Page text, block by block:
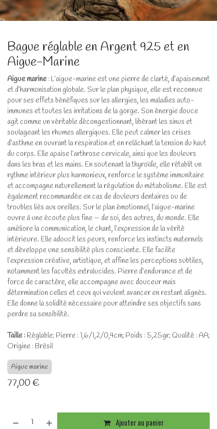
Bague réglable en Argent 925 et en
Aigue-Marine
Aigue marine : L’aigue-marine est une pierre de clarté, d’apaisement
et d’harmonisation globale. Sur le plan physique, elle est reconnue
pour ses effets bénéfiques sur les allergies, les maladies auto-
immunes et toutes les irritations de la gorge. Son énergie douce
agit comme un véritable décongestionnant, libérant les sinus et
soulageant les rhumes allergiques. Elle peut calmer les crises
d’asthme en ouvrant la respiration et en relâchant la tension du haut
du corps. Elle apaise l’arthrose cervicale, ainsi que les douleurs
dans les bras et les mains. En soutenant la thyroïde, elle rétablit un
rythme intérieur plus harmonieux, renforce le système immunitaire
et accompagne naturellement la régulation du métabolisme. Elle est
également recommandée en cas de douleurs dentaires ou de
troubles liés aux oreilles. Sur le plan émotionnel, l’aigue-marine
ouvre à une écoute plus fine — de soi, des autres, du monde. Elle
améliore la communication, le chant, l’expression de la vérité
intérieure. Elle adoucit les peurs, renforce les instincts maternels
et développe une sensibilité plus consciente. Elle facilite
l’expression créative, artistique, et affine les perceptions subtiles,
notamment les facultés extralucides. Pierre d’endurance et de
force de caractère, elle accompagne avec douceur mais
détermination celles et ceux qui veulent avancer en restant alignés.
Elle donne la solidité nécessaire pour atteindre ses objectifs sans
perdre sa sensibilité.
Taille : Réglable; Pierre : 1,6/1,2/0,4cm; Poids : 5,25gr; Qualité : AA;
Origine : Brésil
Aigue marine
77,00€
Ajouter au panier